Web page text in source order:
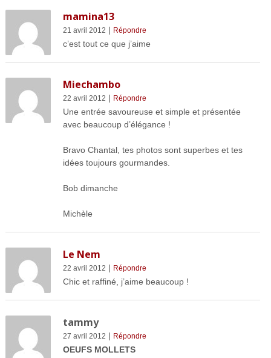
mamina13
21 avril 2012 | Répondre
c’est tout ce que j’aime
Miechambo
22 avril 2012 | Répondre
Une entrée savoureuse et simple et présentée
avec beaucoup d’élégance !
Bravo Chantal, tes photos sont superbes et tes
idées toujours gourmandes.
Bob dimanche
Michèle
Le Nem
22 avril 2012 | Répondre
Chic et raffiné, j’aime beaucoup !
tammy
27 avril 2012 | Répondre
OEUFS MOLLETS